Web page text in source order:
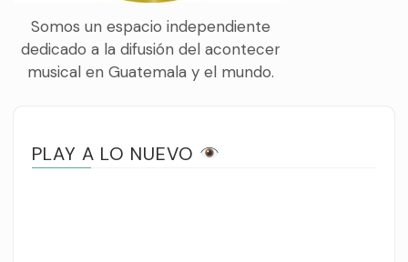
Somos un espacio independiente
dedicado a la difusión del acontecer
musical en Guatemala y el mundo.
PLAY A LO NUEVO